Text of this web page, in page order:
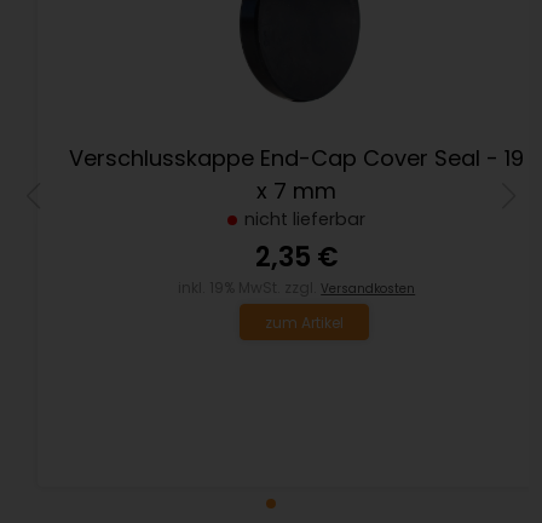
Verschlusskappe End-Cap Cover Seal - 19
x 7 mm
nicht lieferbar
2,35 €
Versandkosten
zum Artikel